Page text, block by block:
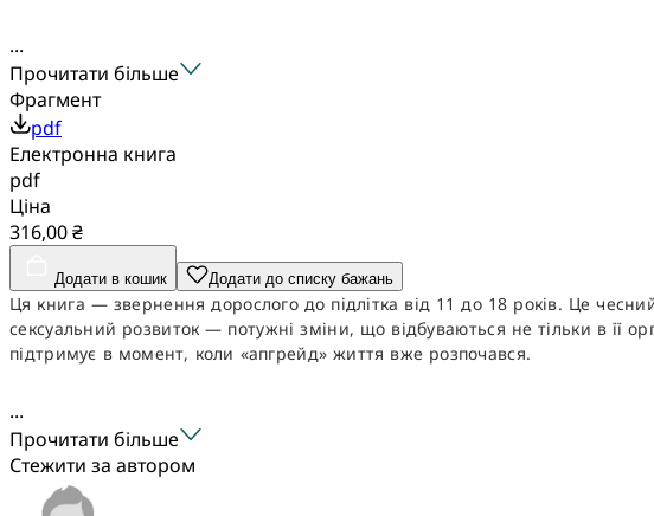
...
Прочитати більше
Фрагмент
pdf
Електронна книга
pdf
Ціна
316,00 ₴
Додати в кошик Додати до списку бажань
Ця книга — звернення дорослого до підлітка від 11 до 18 років. Це
сексуальний розвиток — потужні зміни, що відбуваються не тільки в її
підтримує в момент, коли «апгрейд» життя вже розпочався.
...
Прочитати більше
Стежити за автором